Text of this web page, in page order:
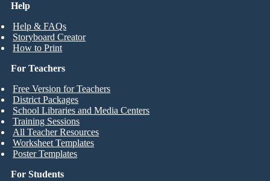
Help
Help & FAQs
Storyboard Creator
How to Print
For Students
For Teachers
Free Version for Teachers
District Packages
School Libraries and Media Centers
Training Sessions
All Teacher Resources
Worksheet Templates
Poster Templates